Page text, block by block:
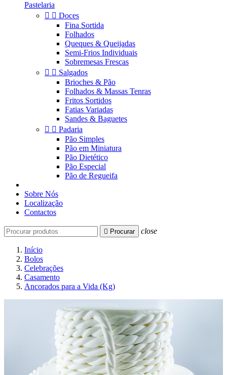
Pastelaria
  Doces
Fina Sortida
Folhados
Queques & Queijadas
Semi-Frios Individuais
Sobremesas Frescas
  Salgados
Brioches & Pão
Folhados & Massas Tenras
Fritos Sortidos
Fatias Variadas
Sandes & Baguetes
  Padaria
Pão Simples
Pão em Miniatura
Pão Dietético
Pão Especial
Pão de Regueifa
Sobre Nós
Localização
Contactos
 Procurar close
Início
Bolos
Celebrações
Casamento
Ancorados para a Vida (Kg)